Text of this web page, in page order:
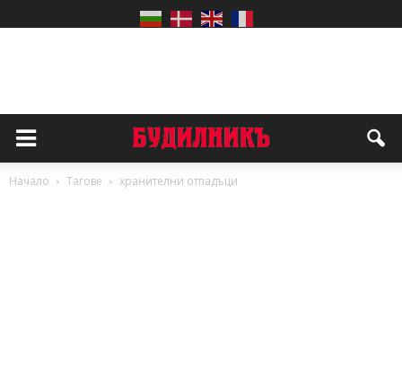
Начало Тагове хранителни отпадъци